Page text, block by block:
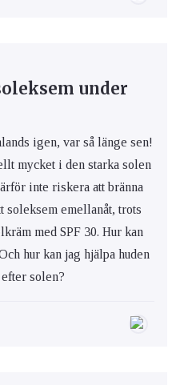
under
igen, var så länge sen!
mycket i den starka solen
inte riskera att bränna
soleksem emellanåt, trots
med SPF 30. Hur kan
hur kan jag hjälpa huden
efter solen?